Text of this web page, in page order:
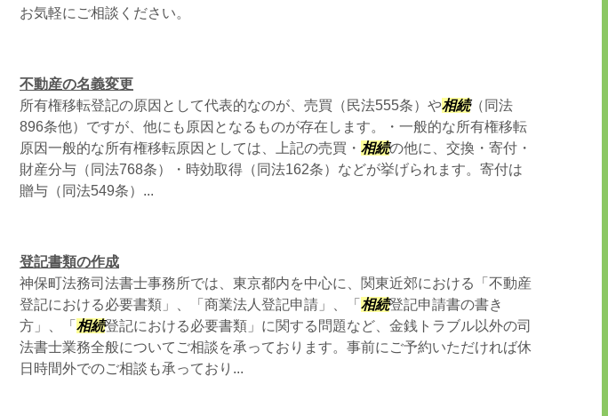
お気軽にご相談ください。
不動産の名義変更
所有権移転登記の原因として代表的なのが、売買（民法555条）や相続（同法
896条他）ですが、他にも原因となるものが存在します。・一般的な所有権移転
原因一般的な所有権移転原因としては、上記の売買・ 相続の他に、交換・寄付・
財産分与（同法768条）・時効取得（同法162条）などが挙げられます。寄付は
贈与（同法549条）...
登記書類の作成
神保町法務司法書士事務所では、東京都内を中心に、関東近郊における「不動産
登記における必要書類」、「商業法人登記申請」、「 相続登記申請書の書き
方」、「 相続登記における必要書類」に関する問題など、金銭トラブル以外の司
法書士業務全般についてご相談を承っております。事前にご予約いただければ休
日時間外でのご相談も承っており...